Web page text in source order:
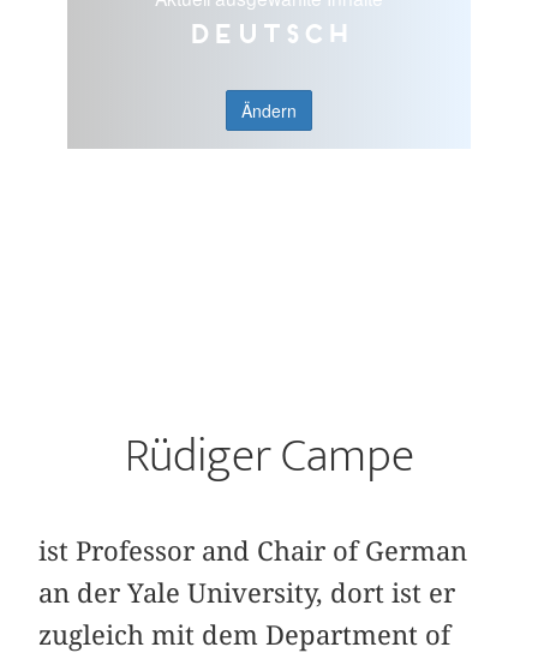
Deutsch
Ändern
Rüdiger Campe
ist Professor and Chair of German
an der Yale University, dort ist er
zugleich mit dem Department of